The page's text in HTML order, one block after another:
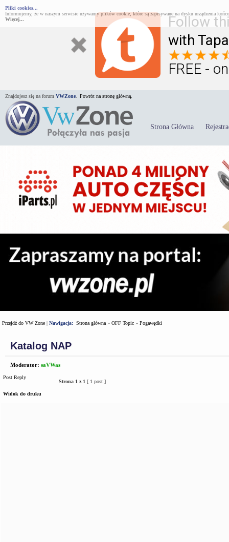
Follow
with
FREE -
Pliki cookies...
Informujemy, że w naszym serwisie używamy plików cookie, które są zapisywane na dysku urządzenia
Więcej...
Znajdujesz się na forum VWZone Powrót na stronę główną.
Strona Główna
Przejdź do VW Zone | Nawigacja: Strona główna » OFF Topic » Pogawędki
Katalog NAP
Moderator: saVWas
Post Reply
Strona 1 z 1 [ 1 post ]
Widok do druku